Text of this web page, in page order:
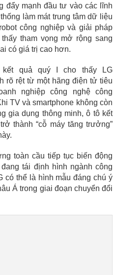
đẩy mạnh đầu tư vào các lĩnh
làm mát trung tâm dữ liệu
công nghiệp và giải pháp
tham vọng mở rộng sang
có giá trị cao hơn.
quả quý I cho thấy LG
rõ rệt từ một hãng điện tử tiêu
nghiệp công nghệ công
TV và smartphone không còn
gia dụng thông minh, ô tô kết
thành “cỗ máy tăng trưởng”
toàn cầu tiếp tục biến động
tái định hình ngành công
có thể là hình mẫu đáng chú ý
Á trong giai đoạn chuyển đổi